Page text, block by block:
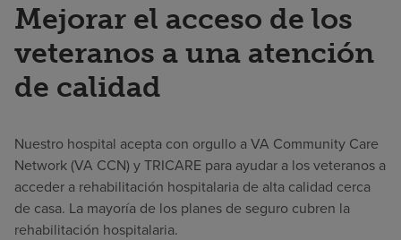
Mejorar el acceso de los
veteranos a una atención
de calidad
Nuestro hospital acepta con orgullo a VA Community Care
Network (VA CCN) y TRICARE para ayudar a los veteranos a
acceder a rehabilitación hospitalaria de alta calidad cerca
de casa. La mayoría de los planes de seguro cubren la
rehabilitación hospitalaria.